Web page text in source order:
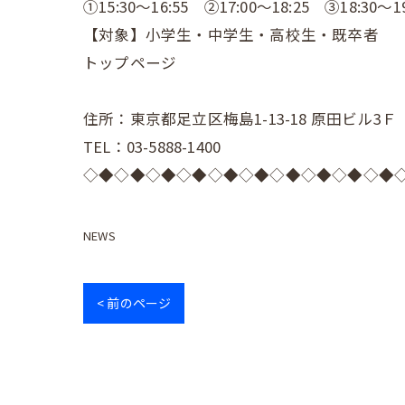
①15:30～16:55 ②17:00～18:25 ③18:30～
【対象】小学生・中学生・高校生・既卒者
トップページ
住所：東京都足立区梅島1-13-18 原田ビル3Ｆ
TEL：03-5888-1400
NEWS
< 前のページ